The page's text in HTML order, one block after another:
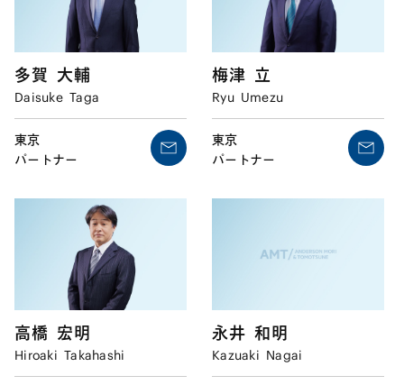
多賀 大輔
Daisuke Taga
東京
パートナー
梅津 立
Ryu Umezu
東京
パートナー
高橋 宏明
Hiroaki Takahashi
永井 和明
Kazuaki Nagai